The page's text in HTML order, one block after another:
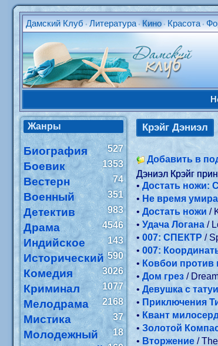
Дамский Клуб •Литература •Кино • Красота •
Жанры
Биография 527
Боевик 1353
Вестерн 74
Военный 351
Детектив 983
Драма 4546
Индийское 143
Исторический 590
Комедия 3026
Криминал 1077
Мелодрама 2168
Мистика 37
Молодежный 18
Крэйг Дэниэл
Добавить в
Дэниэл Крэйг
•Достать ножи:
• Не время
•Достать ножи /
•Удача Логана/
•007: СПЕКТР /
•007:
• Ковбои
•Дом грез/
•Девушка с
•Приключения
•Квант
•Золотой
• Вторжение /